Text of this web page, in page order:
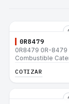
0R8479
0R8479 0R-8479
Combustible
IT14B 910E
COTIZAR